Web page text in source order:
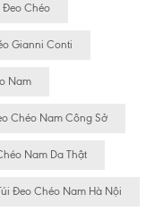
Đeo Chéo
Gianni Conti
Nam
Chéo Nam Công Sở
Nam Da Thật
Đeo Chéo Nam Hà Nội